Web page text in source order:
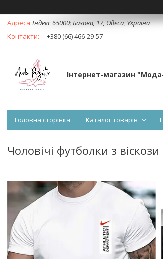
Індекс 65000; Базова, 17, Одеса, Україна
+380 (66) 466-29-57
Інтернет-магазин
Головна сторінка Каталог товарів
Чоловічі футболки з